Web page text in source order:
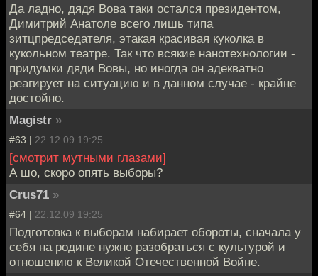
Да ладно, дядя Вова таки остался президентом,
Димитрий Анатоле всего лишь типа
зитцпредседателя, этакая красивая куколка в
кукольном театре. Так что всякие нанотехнологии -
придумки дяди Вовы, но иногда он адекватно
реагирует на ситуацию и в данном случае - крайне
достойно.
Magistr »
#63 | 22.12.09 19:25
[смотрит мутными глазами]
А шо, скоро опять выборы?
Crus71 »
#64 | 22.12.09 19:25
Подготовка к выборам набирает обороты, сначала у
себя на родине нужно разобраться с культурой и
отношению к Великой Отечественной Войне.